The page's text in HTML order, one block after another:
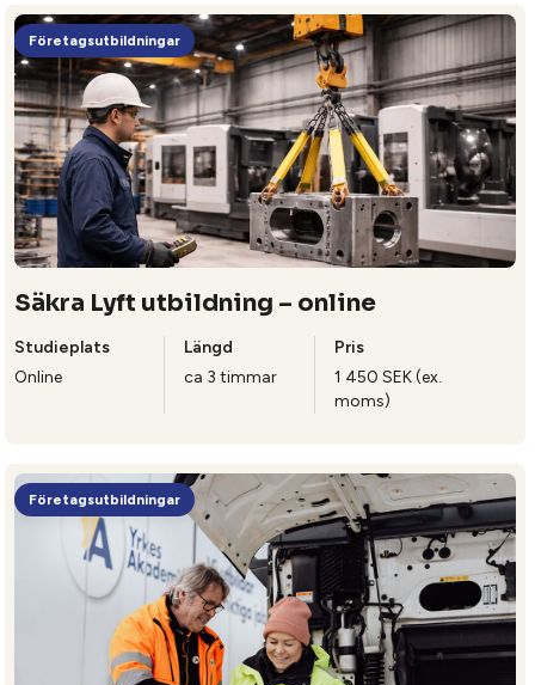
Företagsutbildningar
Säkra Lyft utbildning – online
Studieplats
Online
Längd
ca 3 timmar
Pris
1 450 SEK (ex.
moms)
Företagsutbildningar